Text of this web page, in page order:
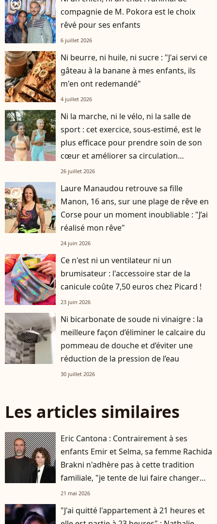
player2
compagnie de M. Pokora est le choix
rêvé pour ses enfants
6 juillet 2026
Ni beurre, ni huile, ni sucre : "J'ai servi ce
gâteau à la banane à mes enfants, ils
m'en ont redemandé"
4 juillet 2026
Ni la marche, ni le vélo, ni la salle de
sport : cet exercice, sous-estimé, est le
plus efficace pour prendre soin de son
cœur et améliorer sa circulation
sanguine
26 juillet 2026
player2
Laure Manaudou retrouve sa fille
Manon, 16 ans, sur une plage de rêve en
Corse pour un moment inoubliable : "J’ai
réalisé mon rêve"
24 juin 2026
Ce n'est ni un ventilateur ni un
brumisateur : l'accessoire star de la
canicule coûte 7,50 euros chez Picard !
23 juin 2026
Ni bicarbonate de soude ni vinaigre : la
meilleure façon d’éliminer le calcaire du
pommeau de douche et d’éviter une
réduction de la pression de l’eau
30 juillet 2026
Les articles similaires
Eric Cantona : Contrairement à ses
enfants Emir et Selma, sa femme Rachida
Brakni n'adhère pas à cette tradition
familiale, "je tente de lui faire changer
d'avis"
21 mai 2026
"J'ai quitté l'appartement à 21 heures et